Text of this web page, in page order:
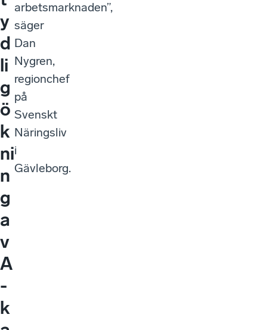
y
d
li
g
ö
k
ni
n
g
a
v
A
-
k
arbetsmarknaden”,
säger
Dan
Nygren,
regionchef
på
Svenskt
Näringsliv
i
Gävleborg.